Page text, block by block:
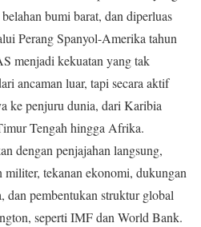
bumi barat, dan diperluas
Perang Spanyol-Amerika tahun
menjadi kekuatan yang tak
ancaman luar, tapi secara aktif
ke penjuru dunia, dari Karibia
Tengah hingga Afrika.
dengan penjajahan langsung,
tekanan ekonomi, dukungan
dan pembentukan struktur global
seperti IMF dan World Bank.